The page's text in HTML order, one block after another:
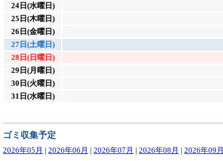
24日(水曜日)
25日(木曜日)
26日(金曜日)
27日(土曜日)
28日(日曜日)
29日(月曜日)
30日(火曜日)
31日(水曜日)
ゴミ収集予定
2026年05月 | 2026年06月 | 2026年07月 | 2026年08月 | 2026年09月